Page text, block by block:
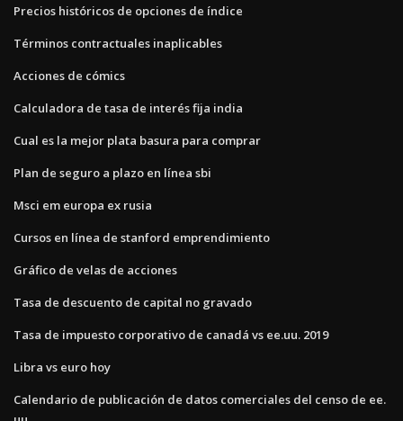
Precios históricos de opciones de índice
Términos contractuales inaplicables
Acciones de cómics
Calculadora de tasa de interés fija india
Cual es la mejor plata basura para comprar
Plan de seguro a plazo en línea sbi
Msci em europa ex rusia
Cursos en línea de stanford emprendimiento
Gráfico de velas de acciones
Tasa de descuento de capital no gravado
Tasa de impuesto corporativo de canadá vs ee.uu. 2019
Libra vs euro hoy
Calendario de publicación de datos comerciales del censo de ee.